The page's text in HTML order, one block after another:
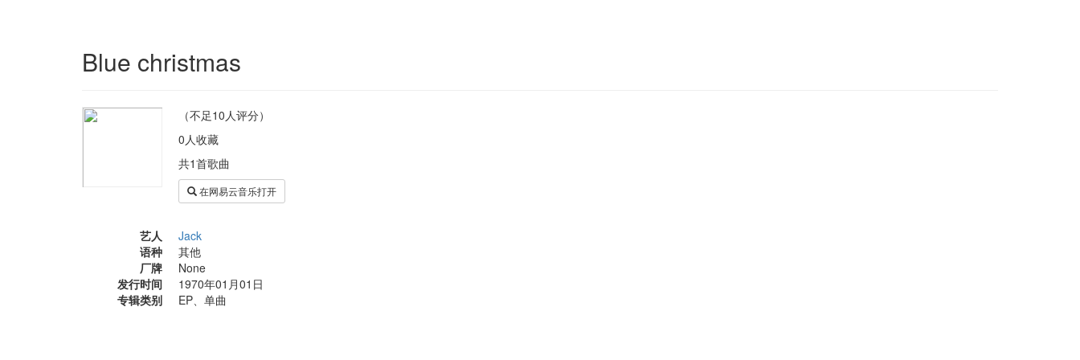
Blue christmas
（不足10人评分）
0人收藏
共1首歌曲
在网易云音乐打开
艺人
Jack
语种
其他
厂牌
None
发行时间
1970年01月01日
专辑类别
EP、单曲